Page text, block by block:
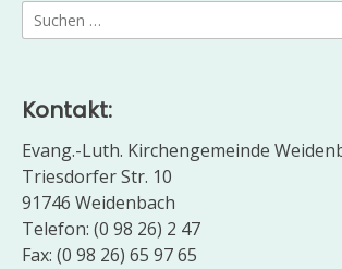
Suchen
nach:
Kontakt:
Evang.-Luth. Kirchengemeinde
Triesdorfer Str. 10
91746 Weidenbach
Telefon: (0 98 26) 2 47
Fax: (0 98 26) 65 97 65